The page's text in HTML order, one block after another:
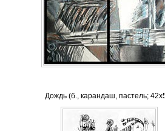
Дождь (б., карандаш, пастель;